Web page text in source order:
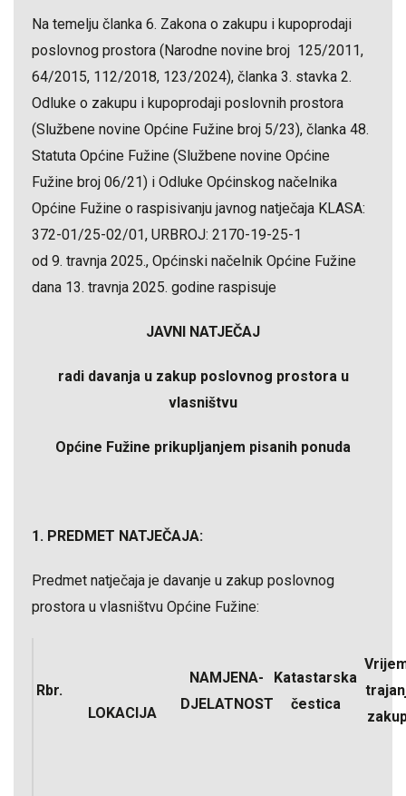
Na temelju članka 6. Zakona o zakupu i kupoprodaji
poslovnog prostora (Narodne novine broj 125/2011,
64/2015, 112/2018, 123/2024), članka 3. stavka 2.
Odluke o zakupu i kupoprodaji poslovnih prostora
(Službene novine Općine Fužine broj 5/23), članka 48.
Statuta Općine Fužine (Službene novine Općine
Fužine broj 06/21) i Odluke Općinskog načelnika
Općine Fužine o raspisivanju javnog natječaja KLASA:
372-01/25-02/01, URBROJ: 2170-19-25-1
od 9. travnja 2025., Općinski načelnik Općine Fužine
dana 13. travnja 2025. godine raspisuje
JAVNI NATJEČAJ
radi davanja u zakup poslovnog prostora u
vlasništvu
Općine Fužine prikupljanjem pisanih ponuda
1. PREDMET NATJEČAJA:
Predmet natječaja je davanje u zakup poslovnog
prostora u vlasništvu Općine Fužine:
Rbr.
LOKACIJA
NAMJENA-
DJELATNOST
Katastarska
čestica